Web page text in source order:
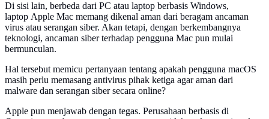
Di sisi lain, berbeda dari PC atau laptop berbasis Windows,
laptop Apple Mac memang dikenal aman dari beragam ancaman
virus atau serangan siber. Akan tetapi, dengan berkembangnya
teknologi, ancaman siber terhadap pengguna Mac pun mulai
bermunculan.
Hal tersebut memicu pertanyaan tentang apakah pengguna macOS
masih perlu memasang antivirus pihak ketiga agar aman dari
malware dan serangan siber secara online?
Apple pun menjawab dengan tegas. Perusahaan berbasis di